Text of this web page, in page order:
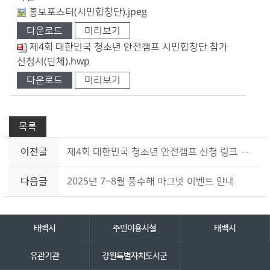
홍보포스터(시민합창단).jpeg
다운로드
미리보기
제4회 대한민국 청소년 안전캠프 시민합창단 참가
신청서(단체).hwp
다운로드
미리보기
목록
이전글 제4회 대한민국 청소년 안전캠프 신청 링크 사이트 (https://home-ticket.co.kr/365safetown/)
다음글 2025년 7~8월 풍수해 마그넷 이벤트 안내
바로가기 서비스
태백시 주민이용시설 태백시
유관기관 강원특별자치도시군